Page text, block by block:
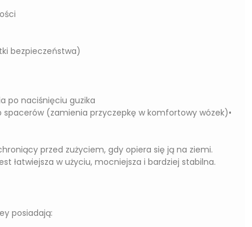
bezpieczeństwa)
po naciśnięciu guzika
spacerów (zamienia przyczepkę w komfortowy wózek)•
przed zużyciem, gdy opiera się ją na ziemi.
łatwiejsza w użyciu, mocniejsza i bardziej stabilna.
posiadają: